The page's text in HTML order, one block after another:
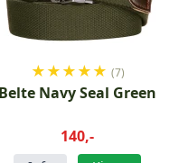
★★★★★ (7)
Belte Navy Seal Green
140,-